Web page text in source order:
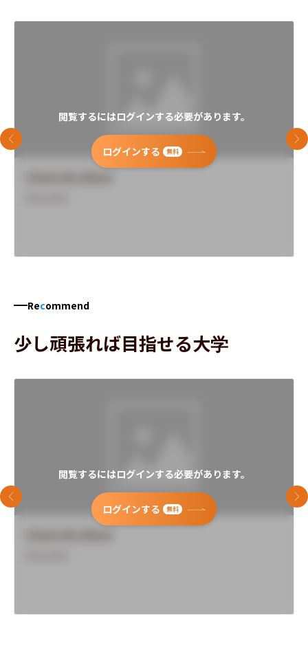
閲覧するにはログインする必要があります。
ログインする 無料
前のスライド 次
Recommend
少し頑張れば目指せる大学
閲覧するにはログインする必要があります。
ログインする 無料
前のスライド 次